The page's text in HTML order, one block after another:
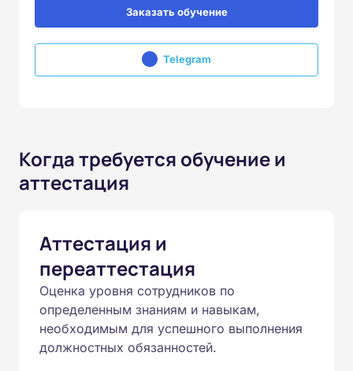
Заказать обучение
Telegram
Когда требуется обучение и
аттестация
Аттестация и
переаттестация
Оценка уровня сотрудников по
определенным знаниям и навыкам,
необходимым для успешного выполнения
должностных обязанностей.